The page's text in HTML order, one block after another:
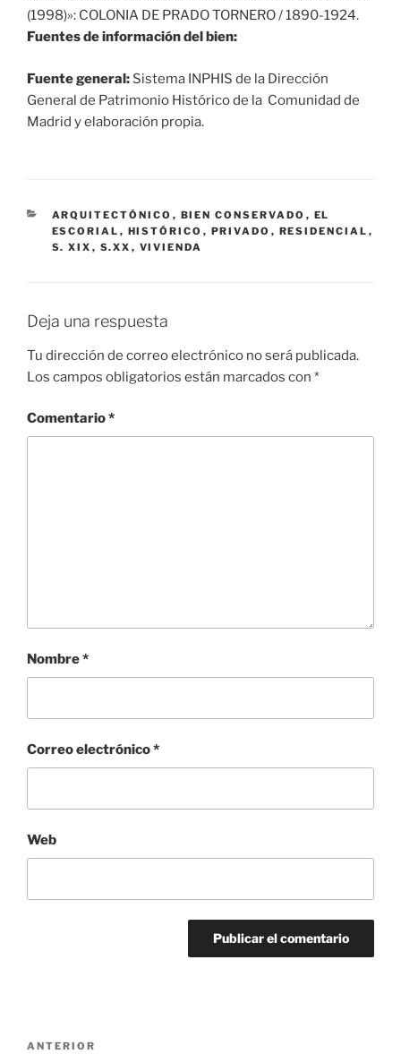
(1998)»: COLONIA DE PRADO TORNERO / 1890-1924.
Fuentes de información del bien:
Fuente general: Sistema INPHIS de la Dirección
General de Patrimonio Histórico de la Comunidad de
Madrid y elaboración propia.
CATEGORÍAS
ARQUITECTÓNICO , BIEN CONSERVADO , EL
ESCORIAL , HISTÓRICO , PRIVADO , RESIDENCIAL ,
S. XIX , S.XX , VIVIENDA
Deja una respuesta
Tu dirección de correo electrónico no será publicada.
Los campos obligatorios están marcados con *
Comentario*
Nombre*
Correo electrónico*
Web
Navegación
Entrada
ANTERIOR